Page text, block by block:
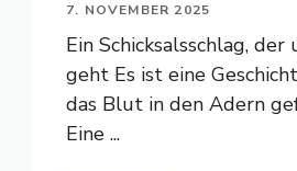
7. NOVEMBER 2025
Ein Schicksalsschlag,
geht Es ist eine
das Blut in den Adern
Eine ...